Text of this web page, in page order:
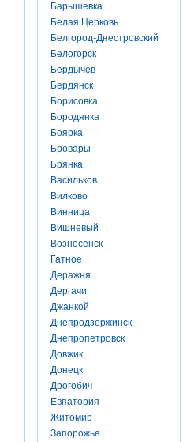
Барышевка
Белая Церковь
Белгород-Днестровский
Белогорск
Бердычев
Бердянск
Борисовка
Бородянка
Боярка
Бровары
Брянка
Васильков
Вилково
Винница
Вишневый
Вознесенск
Гатное
Деражня
Дергачи
Джанкой
Днепродзержинск
Днепропетровск
Довжик
Донецк
Дрогобич
Евпатория
Житомир
Запорожье